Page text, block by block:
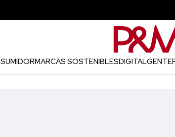
MARCAS SOSTENIBLESDIGITALGENTE